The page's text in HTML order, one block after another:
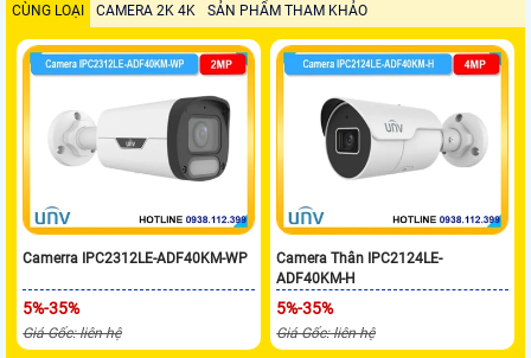
CÙNG LOẠI CAMERA 2K 4K SẢN PHẨM THAM KHẢO
Camerra IPC2312LE-ADF40KM-WP
5%-35%
Giá Gốc: liên hệ
Camera Thân IPC2124LE-
ADF40KM-H
5%-35%
Giá Gốc: liên hệ